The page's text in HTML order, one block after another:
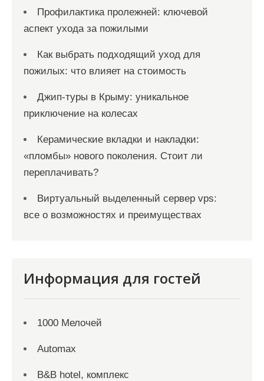
Профилактика пролежней: ключевой
аспект ухода за пожилыми
Как выбрать подходящий уход для
пожилых: что влияет на стоимость
Джип-туры в Крыму: уникальное
приключение на колесах
Керамические вкладки и накладки:
«пломбы» нового поколения. Стоит ли
переплачивать?
Виртуальный выделенный сервер vps:
все о возможностях и преимуществах
Информация для гостей
1000 Мелочей
Automax
B&B hotel, комплекс